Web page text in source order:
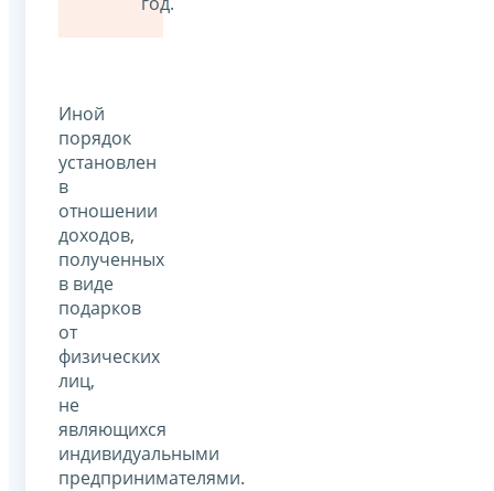
Иной
порядок
установлен
в
отношении
доходов,
полученных
в виде
подарков
от
физических
лиц,
не
являющихся
индивидуальными
предпринимателями.